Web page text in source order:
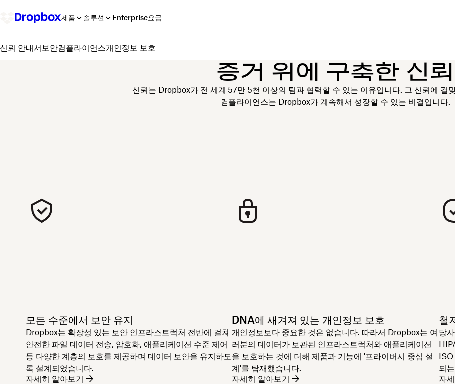
제품 솔루션 Enterprise요금
신뢰 안내서 보안컴플라이언스개인정보 보호
증거 위에 구축한 신뢰
신뢰는 Dropbox가 전 세계 57만 5천 이상의 팀과 협력할 수 있는 이유입니다. 그 신뢰에 걸
컴플라이언스는 Dropbox가 계속해서 성장할 수 있는 비결입니다.
모든 수준에서 보안 유지
Dropbox는 확장성 있는 보안 인프라스트럭처 전반에 걸쳐
안전한 파일 데이터 전송, 암호화, 애플리케이션 수준 제어
등 다양한 계층의 보호를 제공하며 데이터 보안을 유지하도
록 설계되었습니다.
자세히 알아보기
DNA에 새겨져 있는 개인정보 보호
개인정보보다 중요한 것은 없습니다. 따라서 Dropbox는 여
러분의 데이터가 보관된 인프라스트럭처와 애플리케이션
을 보호하는 것에 더해 제품과 기능에 '프라이버시 중심 설
계'를 탑재했습니다.
자세히 알아보기
철
당
ISO
되
자